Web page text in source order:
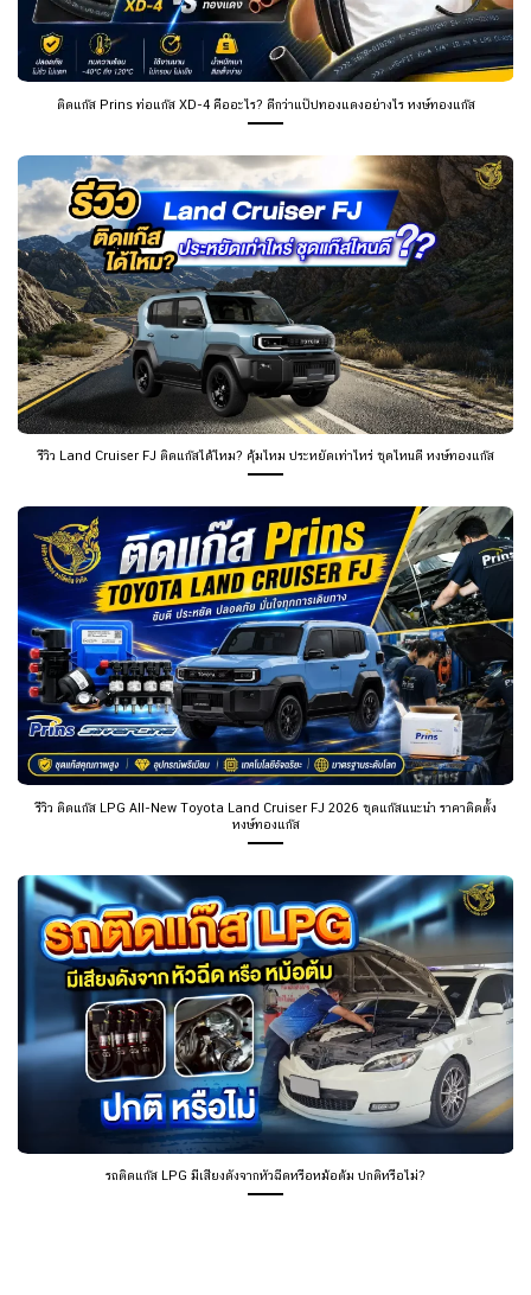
ติดแก๊ส Prins ท่อแก๊ส XD-4 คืออะไร? ดีกว่าแป๊ปทองแดงอย่างไร หงษ์ทองแก๊ส
รีวิว Land Cruiser FJ ติดแก๊สได้ไหม? คุ้มไหม ประหยัดเท่าไหร่ ชุดไหนดี หงษ์ทองแก๊ส
รีวิว ติดแก๊ส LPG All-New Toyota Land Cruiser FJ 2026 ชุดแก๊สแนะนำ ราคาติดตั้ง
หงษ์ทองแก๊ส
รถติดแก๊ส LPG มีเสียงดังจากหัวฉีดหรือหม้อต้ม ปกติหรือไม่?